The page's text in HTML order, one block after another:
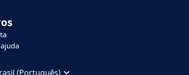
(Português)